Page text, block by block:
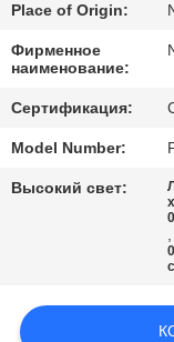
НОВОСТИ
ЦИТАТУ
Place of Origin:
Фирменное
наименование:
Сертификация:
Model Number:
Высокий свет:
0
,